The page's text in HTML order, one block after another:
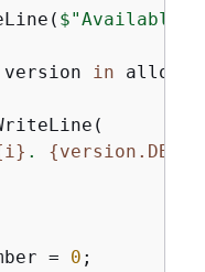
$"Available
version in
i} . {
= 0 ;